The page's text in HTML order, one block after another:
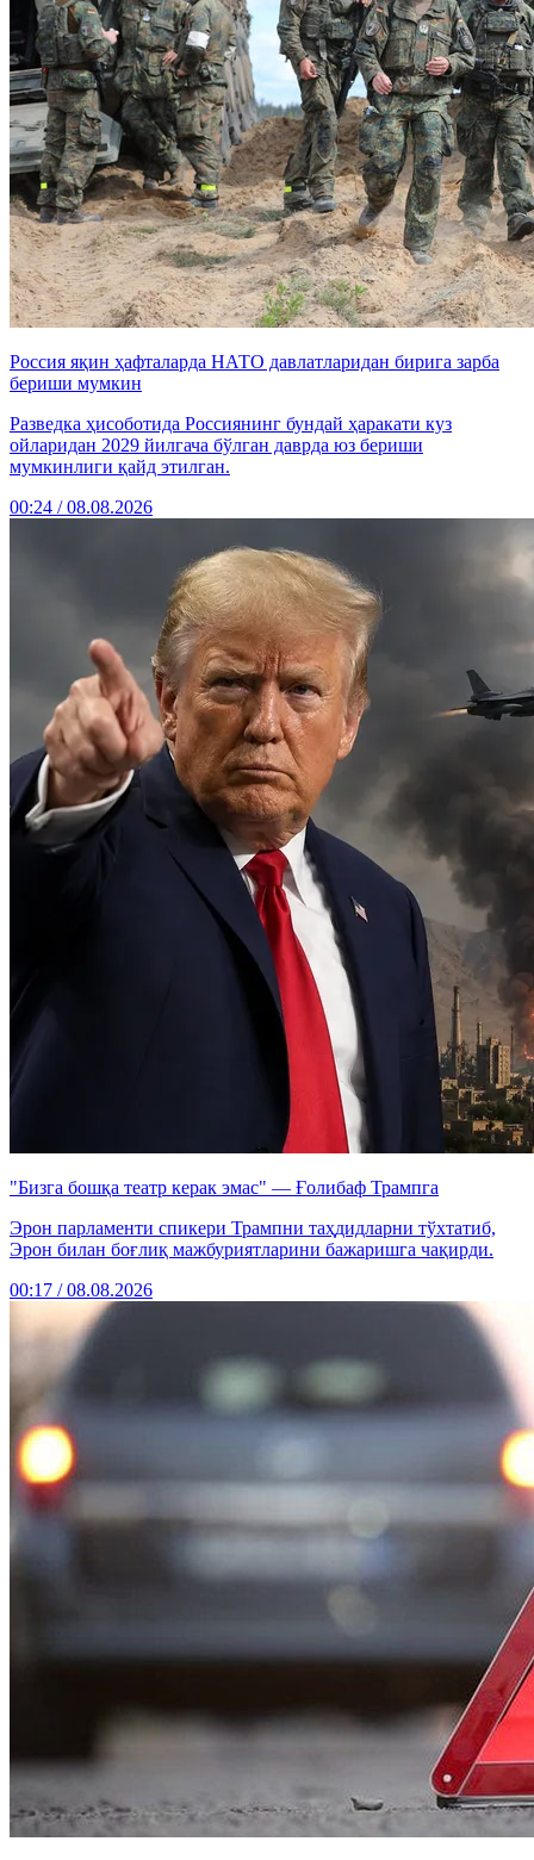
Россия яқин ҳафталарда НАТО давлатларидан бирига зарба
бериши мумкин
Разведка ҳисоботида Россиянинг бундай ҳаракати куз
ойларидан 2029 йилгача бўлган даврда юз бериши
мумкинлиги қайд этилган.
00:24 / 08.08.2026
"Бизга бошқа театр керак эмас" — Ғолибаф Трампга
Эрон парламенти спикери Трампни таҳдидларни тўхтатиб,
Эрон билан боғлиқ мажбуриятларини бажаришга чақирди.
00:17 / 08.08.2026